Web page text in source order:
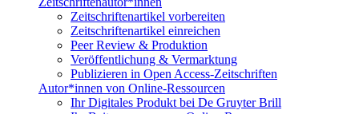
Zeitschriftenartikel vorbereiten
Zeitschriftenartikel einreichen
Peer Review & Produktion
Veröffentlichung & Vermarktung
Publizieren in Open Access-Zeitschriften
Autor*innen von Online-Ressourcen
Ihr Digitales Produkt bei De Gruyter Brill